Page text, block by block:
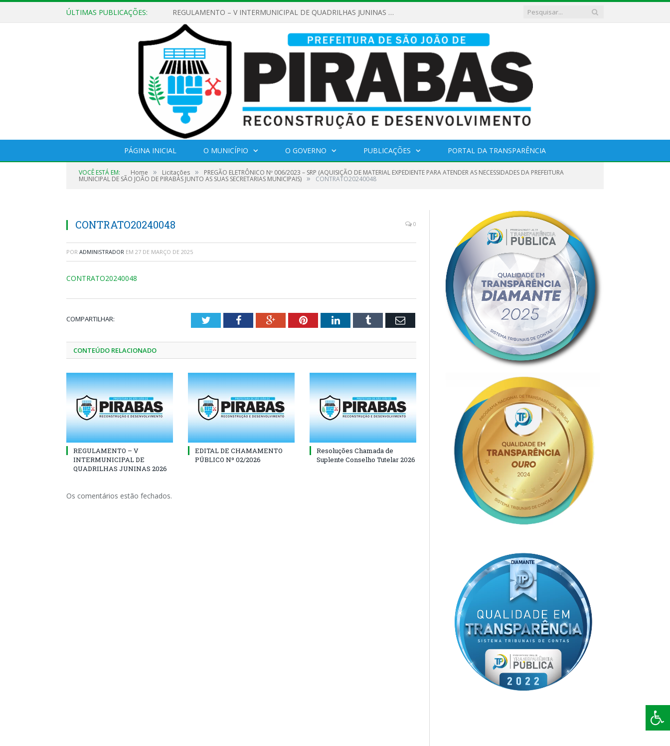
ÚLTIMAS PUBLICAÇÕES: REGULAMENTO – V INTERMUNICIPAL DE QUADRILHAS JUNINAS 2026
PÁGINA INICIAL O MUNICÍPIO O GOVERNO PUBLICAÇÕES PORTAL DA TRANSPARÊNCIA
VOCÊ ESTÁ EM: Home » Licitações » PREGÃO ELETRÔNICO Nº 006/2023 – SRP (AQUISIÇÃO DE MATERIAL EXPEDIENTE PARA ATENDER AS NECESSIDADES DA PREFEITURA
MUNICIPAL DE SÃO JOÃO DE PIRABAS JUNTO AS SUAS SECRETARIAS MUNICIPAIS) » CONTRATO20240048
CONTRATO20240048 0
POR ADMINISTRADOR EM 27 DE MARÇO DE 2025
CONTRATO20240048
COMPARTILHAR: TwitterFacebookGoogle+PinterestLinkedInTumblr Email
CONTEÚDO RELACIONADO
REGULAMENTO – V
INTERMUNICIPAL DE
QUADRILHAS JUNINAS 2026
EDITAL DE CHAMAMENTO
PÚBLICO Nº 02/2026
Resoluções Chamada de
Suplente Conselho Tutelar 2026
Os comentários estão fechados.